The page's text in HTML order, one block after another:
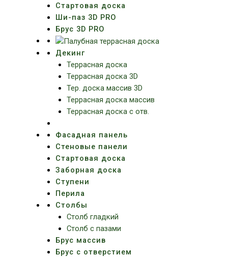
Стартовая доска
Ши-паз 3D PRO
Брус 3D PRO
Декинг
Террасная доска
Террасная доска 3D
Тер. доска массив 3D
Террасная доска массив
Террасная доска с отв.
Фасадная панель
Стеновые панели
Стартовая доска
Заборная доска
Ступени
Перила
Столбы
Столб гладкий
Столб с пазами
Брус массив
Брус с отверстием